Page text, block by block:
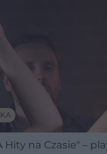
Hity na Czasie" –